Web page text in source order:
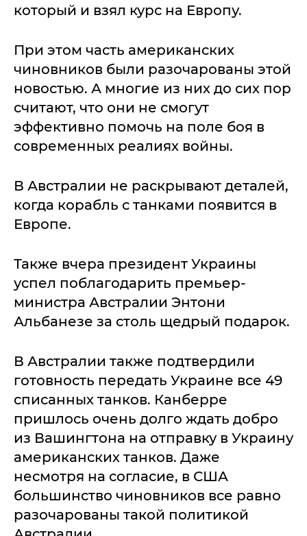
который и взял курс на Европу.
При этом часть американских
чиновников были разочарованы этой
новостью. А многие из них до сих пор
считают, что они не смогут
эффективно помочь на поле боя в
современных реалиях войны.
В Австралии не раскрывают деталей,
когда корабль с танками появится в
Европе.
Также вчера президент Украины
успел поблагодарить премьер-
министра Австралии Энтони
Альбанезе за столь щедрый подарок.
В Австралии также подтвердили
готовность передать Украине все 49
списанных танков. Канберре
пришлось очень долго ждать добро
из Вашингтона на отправку в Украину
американских танков. Даже
несмотря на согласие, в США
большинство чиновников все равно
разочарованы такой политикой